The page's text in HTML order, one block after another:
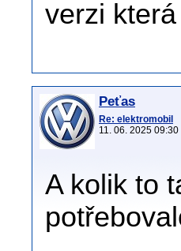
verzi
Peťas
Re: elektromobil
11. 06. 2025 09:30
A kolik to